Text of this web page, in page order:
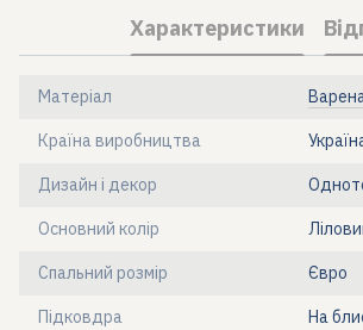
Характеристики
Матеріал
Країна виробництва
Дизайн і декор
Основний колір
Спальний розмір Євро
Підковдра На